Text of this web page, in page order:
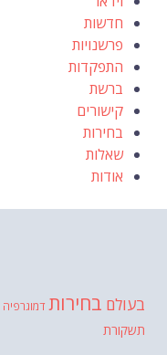
חדשות
פרשנויות
התפקדות
ברשת
קישורים
בחירות
שאלות
אודות
בעולם בחירות דמוגרפיה
תשקורת